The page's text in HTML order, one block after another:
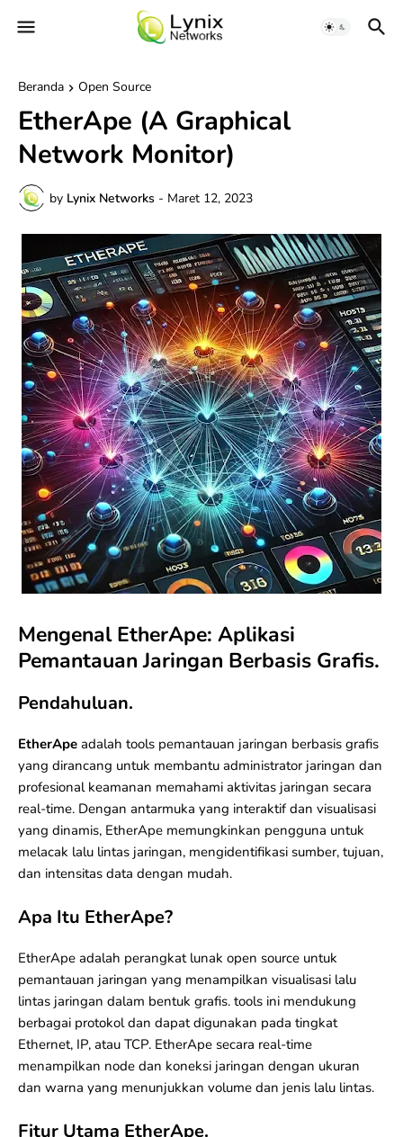
Beranda Open Source
EtherApe (A Graphical
Network Monitor)
by Lynix Networks - Maret 12, 2023
Mengenal EtherApe: Aplikasi
Pemantauan Jaringan Berbasis Grafis.
Pendahuluan.
EtherApe adalah tools pemantauan jaringan berbasis grafis
yang dirancang untuk membantu administrator jaringan dan
profesional keamanan memahami aktivitas jaringan secara
real-time. Dengan antarmuka yang interaktif dan visualisasi
yang dinamis, EtherApe memungkinkan pengguna untuk
melacak lalu lintas jaringan, mengidentifikasi sumber, tujuan,
dan intensitas data dengan mudah.
Apa Itu EtherApe?
EtherApe adalah perangkat lunak open source untuk
pemantauan jaringan yang menampilkan visualisasi lalu
lintas jaringan dalam bentuk grafis. tools ini mendukung
berbagai protokol dan dapat digunakan pada tingkat
Ethernet, IP, atau TCP. EtherApe secara real-time
menampilkan node dan koneksi jaringan dengan ukuran
dan warna yang menunjukkan volume dan jenis lalu lintas.
Fitur Utama EtherApe.